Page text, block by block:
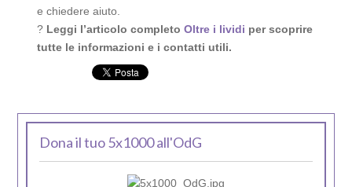
e chiedere aiuto.
? Leggi l’articolo completo Oltre i lividi per scoprire
tutte le informazioni e i contatti utili.
Dona il tuo 5x1000 all'OdG